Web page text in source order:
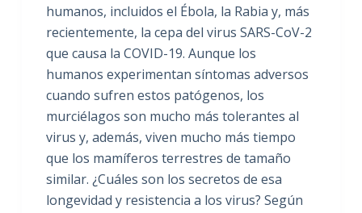
humanos, incluidos el Ébola, la Rabia y, más
recientemente, la cepa del virus SARS-CoV-2
que causa la COVID-19. Aunque los
humanos experimentan síntomas adversos
cuando sufren estos patógenos, los
murciélagos son mucho más tolerantes al
virus y, además, viven mucho más tiempo
que los mamíferos terrestres de tamaño
similar. ¿Cuáles son los secretos de esa
longevidad y resistencia a los virus? Según